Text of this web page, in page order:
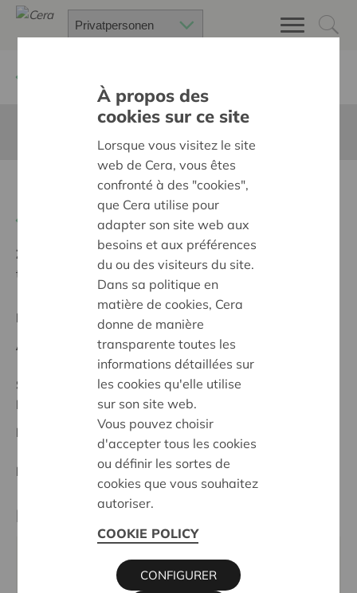
Kunst & Zwalm editie 2025
Ziel:
Des quartiers chaleureux et bienveillants pour
tous
Regionales Projekt
Anfangsdatum:12/05/2025
Stand :
Complete
Dender-Zwalm
Datum:
12/05/2025
Entscheidung:Approved
Partner
VZW Boem, Borstekouterstraat 83, 9630 ZWALM
09 360 65 20
À propos des
cookies sur ce site
Lorsque vous visitez le site
web de Cera, vous êtes
confronté à des "cookies",
que Cera utilise pour
adapter son site web aux
besoins et aux préférences
du ou des visiteurs du site.
Dans sa politique en
matière de cookies, Cera
donne de manière
transparente toutes les
informations détaillées sur
les cookies qu'elle utilise
sur son site web.
Vous pouvez choisir
d'accepter tous les cookies
ou définir les sortes de
cookies que vous souhaitez
autoriser.
COOKIE POLICY
CONFIGURER